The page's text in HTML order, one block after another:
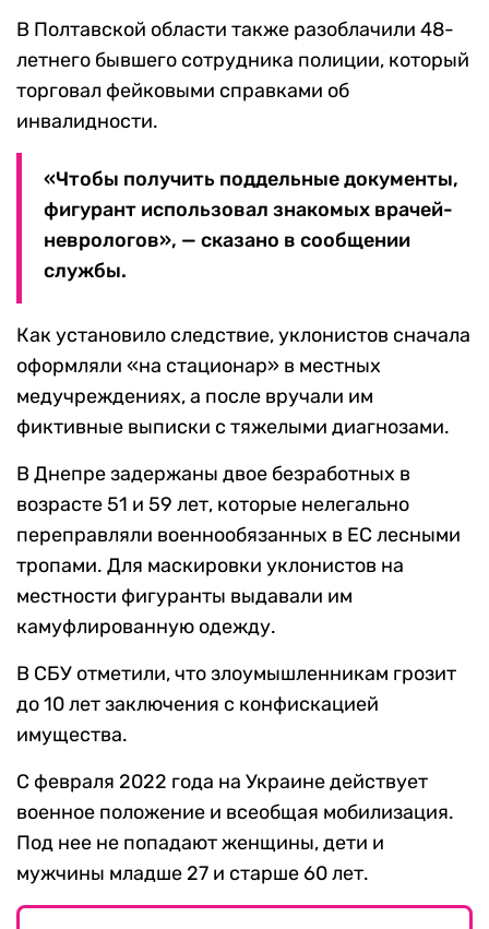
В Полтавской области также разоблачили 48-
летнего бывшего сотрудника полиции, который
торговал фейковыми справками об
инвалидности.
«Чтобы получить поддельные документы,
фигурант использовал знакомых врачей-
неврологов», — сказано в сообщении
службы.
Как установило следствие, уклонистов сначала
оформляли «на стационар» в местных
медучреждениях, а после вручали им
фиктивные выписки с тяжелыми диагнозами.
В Днепре задержаны двое безработных в
возрасте 51 и 59 лет, которые нелегально
переправляли военнообязанных в ЕС лесными
тропами. Для маскировки уклонистов на
местности фигуранты выдавали им
камуфлированную одежду.
В СБУ отметили, что злоумышленникам грозит
до 10 лет заключения с конфискацией
имущества.
С февраля 2022 года на Украине действует
военное положение и всеобщая мобилизация.
Под нее не попадают женщины, дети и
мужчины младше 27 и старше 60 лет.